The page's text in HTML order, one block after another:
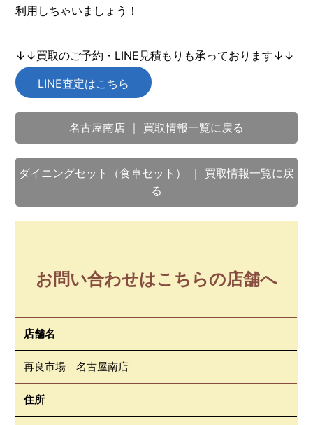
利用しちゃいましょう！
↓↓買取のご予約・LINE見積もりも承っております↓↓
LINE査定はこちら
名古屋南店 ｜ 買取情報一覧に戻る
ダイニングセット（食卓セット） ｜ 買取情報一覧に戻
る
お問い合わせはこちらの店舗へ
店舗名
再良市場 名古屋南店
住所